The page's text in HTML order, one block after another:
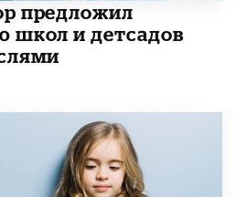
предложил
школ и детсадов